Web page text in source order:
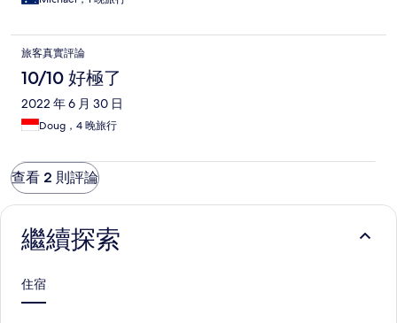
旅客真實評論
10/10 好極了
2022 年 6 月 30 日
Doug，4 晚旅行
查看 2 則評論
繼續探索
住宿